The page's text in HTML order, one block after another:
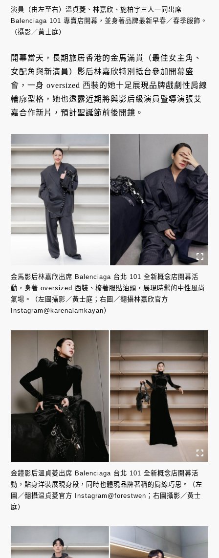
演員（由左至右）溫貞菱、林嘉欣、施柏宇三人一同出席
Balenciaga 101 專賣店開幕，並身著品牌最新早春／春季服飾。
（攝影／黃士庭）
開幕當天，長期旅居香港的金馬滿貫（最佳女主角、
女配角與新演員）影后林嘉欣特別抵台參加開幕盛
會，一身 oversized 西裝的她十足展現品牌戲劇性肩線
輪廓型格，她也透露近期將與影后級演員暨導演張艾
嘉合作新片，預計聖誕節前後開鏡。
金馬影后林嘉欣出席 Balenciaga 台北 101 全新概念店開幕活
動，身著 oversized 西裝、梳著服貼油頭，展現時髦的中性風尚
氣場。（左圖攝影／黃士庭；右圖／翻攝林嘉欣官方
Instagram@karenalamkayan）
金鐘影后溫貞菱出席 Balenciaga 台北 101 全新概念店開幕活
動，貼身洋裝展現身段，同時也體現品牌著稱的肩線巧思。（左
圖／翻攝温貞菱官方 Instagram@forestwen；右圖攝影／黃士
庭）